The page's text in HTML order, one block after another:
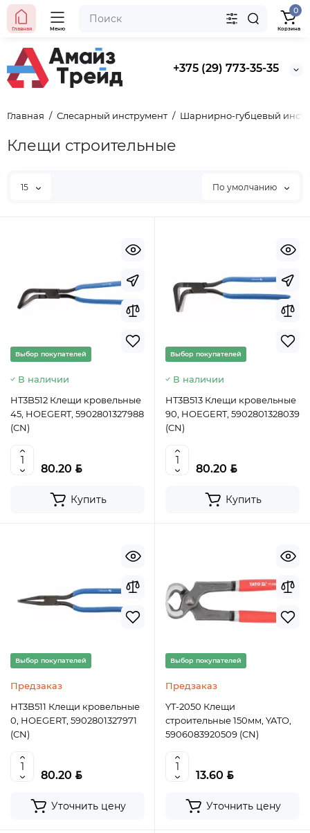
+375 (29) 773-35-35
Главная Меню
0
Корзина
Главная Слесарный инструмент Шарнирно-губцевый
Выбор покупателей
Предзаказ
Ведро строительное 12л, ПРЕМИУМ, арт. 0201 БЕЗ
НОСИКА
5.50BYN
Уточнить цену
Клещи строительные
15 По умолчанию
Выбор покупателей
В наличии
HT3B512 Клещи кровельные
45, HOEGERT, 5902801327988
(CN)
80.20 BYN
Купить
Выбор покупателей
В наличии
HT3B513 Клещи кровельные
90, HOEGERT, 5902801328039
(CN)
80.20 BYN
Купить
Выбор покупателей
Предзаказ
HT3B511 Клещи кровельные
0, HOEGERT, 5902801327971
(CN)
80.20 BYN
Уточнить цену
Выбор покупателей
Предзаказ
YT-2050 Клещи
строительные 150мм, YATO,
5906083920509 (CN)
13.60 BYN
Уточнить цену